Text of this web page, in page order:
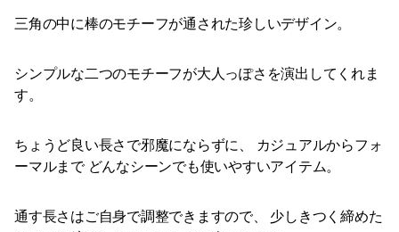
三角の中に棒のモチーフが通された珍しいデザイン。
シンプルな二つのモチーフが大人っぽさを演出してくれま
す。
ちょうど良い長さで邪魔にならずに、 カジュアルからフォ
ーマルまで どんなシーンでも使いやすいアイテム。
通す長さはご自身で調整できますので、 少しきつく締めた